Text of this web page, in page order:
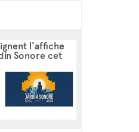
l'affiche
Sonore cet